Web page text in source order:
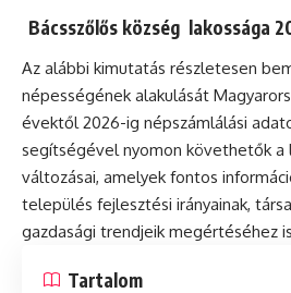
Bácsszőlős község lakossága
Az alábbi kimutatás részletesen
népességének alakulását
évektől 2026-ig népszámlálási
segítségével nyomon követhetők a
változásai, amelyek fontos
település fejlesztési irányainak,
gazdasági trendjeik megértéséhez
Tartalom